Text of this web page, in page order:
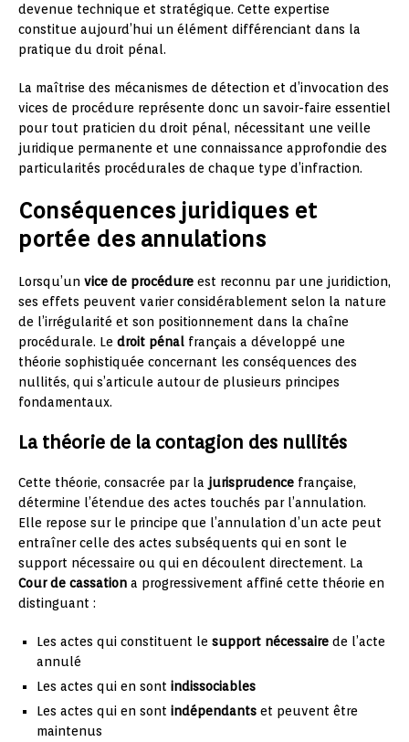
devenue technique et stratégique. Cette expertise
constitue aujourd’hui un élément différenciant dans la
pratique du droit pénal.
La maîtrise des mécanismes de détection et d’invocation des
vices de procédure représente donc un savoir-faire essentiel
pour tout praticien du droit pénal, nécessitant une veille
juridique permanente et une connaissance approfondie des
particularités procédurales de chaque type d’infraction.
Conséquences juridiques et
portée des annulations
Lorsqu’un vice de procédure est reconnu par une juridiction,
ses effets peuvent varier considérablement selon la nature
de l’irrégularité et son positionnement dans la chaîne
procédurale. Le droit pénal français a développé une
théorie sophistiquée concernant les conséquences des
nullités, qui s’articule autour de plusieurs principes
fondamentaux.
La théorie de la contagion des nullités
Cette théorie, consacrée par la jurisprudence française,
détermine l’étendue des actes touchés par l’annulation.
Elle repose sur le principe que l’annulation d’un acte peut
entraîner celle des actes subséquents qui en sont le
support nécessaire ou qui en découlent directement. La
Cour de cassation a progressivement affiné cette théorie en
distinguant :
Les actes qui constituent le support nécessaire de l’acte
annulé
Les actes qui en sont indissociables
Les actes qui en sont indépendants et peuvent être
maintenus